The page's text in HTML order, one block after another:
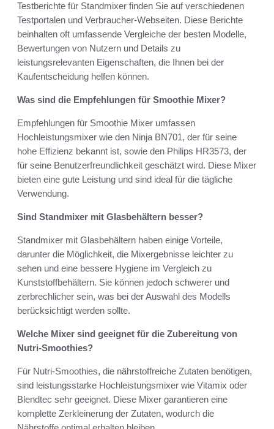
Testberichte für Standmixer finden Sie auf verschiedenen
Testportalen und Verbraucher-Webseiten. Diese Berichte
beinhalten oft umfassende Vergleiche der besten Modelle,
Bewertungen von Nutzern und Details zu
leistungsrelevanten Eigenschaften, die Ihnen bei der
Kaufentscheidung helfen können.
Was sind die Empfehlungen für Smoothie Mixer?
Empfehlungen für Smoothie Mixer umfassen
Hochleistungsmixer wie den Ninja BN701, der für seine
hohe Effizienz bekannt ist, sowie den Philips HR3573, der
für seine Benutzerfreundlichkeit geschätzt wird. Diese Mixer
bieten eine gute Leistung und sind ideal für die tägliche
Verwendung.
Sind Standmixer mit Glasbehältern besser?
Standmixer mit Glasbehältern haben einige Vorteile,
darunter die Möglichkeit, die Mixergebnisse leichter zu
sehen und eine bessere Hygiene im Vergleich zu
Kunststoffbehältern. Sie können jedoch schwerer und
zerbrechlicher sein, was bei der Auswahl des Modells
berücksichtigt werden sollte.
Welche Mixer sind geeignet für die Zubereitung von
Nutri-Smoothies?
Für Nutri-Smoothies, die nährstoffreiche Zutaten benötigen,
sind leistungsstarke Hochleistungsmixer wie Vitamix oder
Blendtec sehr geeignet. Diese Mixer garantieren eine
komplette Zerkleinerung der Zutaten, wodurch die